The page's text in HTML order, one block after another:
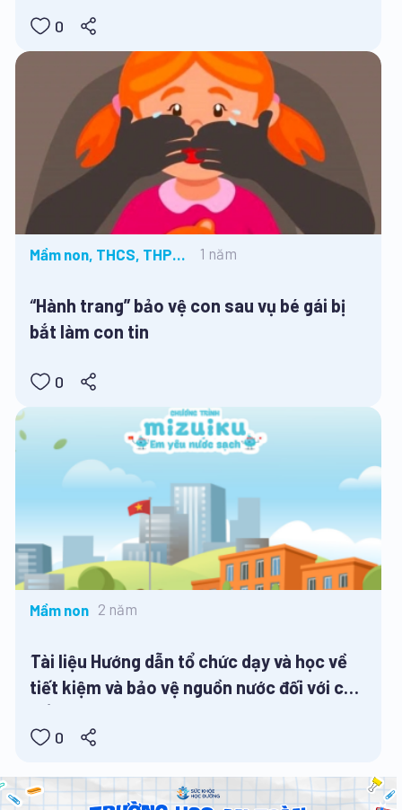
0
Mầm non, THCS, THPT,
1 năm
“Hành trang” bảo vệ con sau vụ bé gái bị
bắt làm con tin
0
Mầm non 2 năm
Tài liệu Hướng dẫn tổ chức dạy và học về
tiết kiệm và bảo vệ nguồn nước đối với cấp
0